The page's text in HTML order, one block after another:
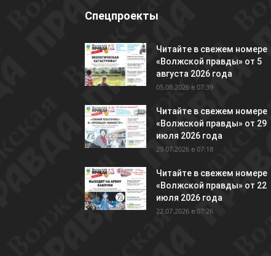
Спецпроекты
Читайте в свежем номере
«Волжской правды» от 5
августа 2026 года
05.08.2026 в 07:39
Читайте в свежем номере
«Волжской правды» от 29
июля 2026 года
29.07.2026 в 07:18
Читайте в свежем номере
«Волжской правды» от 22
июля 2026 года
22.07.2026 в 07:26